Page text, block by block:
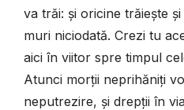
va trăi: și oricine trăiește
muri niciodată. Crezi tu
aici în viitor spre timpul
Atunci morții neprihăniți
neputrezire, și drepții în